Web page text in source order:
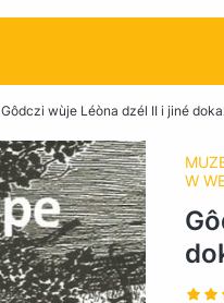
Gôdczi wùje Léòna dzél II i jiné
W